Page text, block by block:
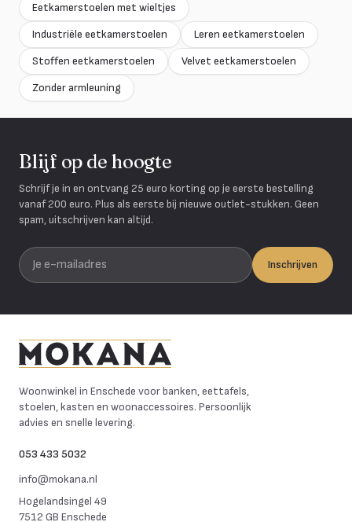
Eetkamerstoelen met wieltjes
Industriële eetkamerstoelen
Leren eetkamerstoelen
Stoffen eetkamerstoelen
Velvet eetkamerstoelen
Zonder armleuning
Blijf op de hoogte
Schrijf je in en ontvang 25 euro korting op je eerste bestelling
vanaf 200 euro. Plus als eerste bij nieuwe outlet-stukken. Geen
spam, uitschrijven kan altijd.
Je e-mailadres
Inschrijven
Woonwinkel in Enschede voor banken, eettafels,
stoelen, kasten en woonaccessoires. Persoonlijk
advies en snelle levering.
053 433 5032
info@mokana.nl
Hogelandsingel 49
7512 GB Enschede